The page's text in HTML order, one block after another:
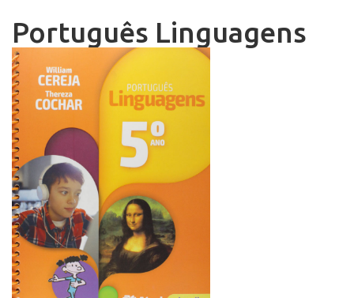
Português Linguagens